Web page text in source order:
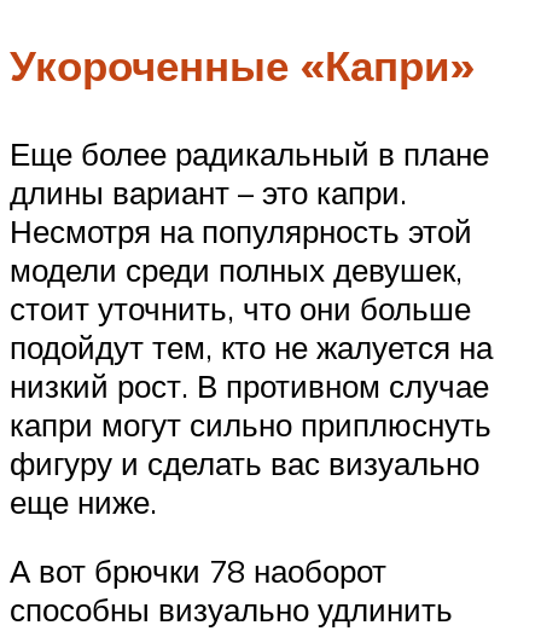
Укороченные «Капри»
Еще более радикальный в плане
длины вариант – это капри.
Несмотря на популярность этой
модели среди полных девушек,
стоит уточнить, что они больше
подойдут тем, кто не жалуется на
низкий рост. В противном случае
капри могут сильно приплюснуть
фигуру и сделать вас визуально
еще ниже.
А вот брючки 78 наоборот
способны визуально удлинить